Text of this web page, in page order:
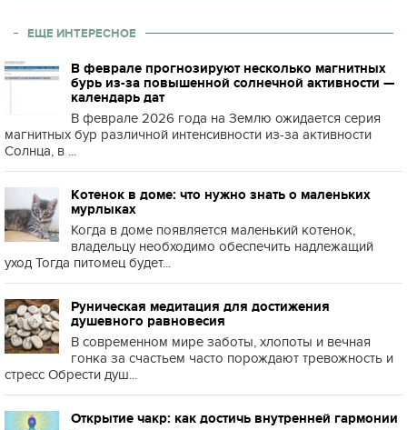
ЕЩЕ ИНТЕРЕСНОЕ
В феврале прогнозируют несколько магнитных
бурь из-за повышенной солнечной активности —
календарь дат
В феврале 2026 года на Землю ожидается серия
магнитных бур различной интенсивности из-за активности
Солнца, в ...
Котенок в доме: что нужно знать о маленьких
мурлыках
Когда в доме появляется маленький котенок,
владельцу необходимо обеспечить надлежащий
уход Тогда питомец будет...
Руническая медитация для достижения
душевного равновесия
В современном мире заботы, хлопоты и вечная
гонка за счастьем часто порождают тревожность и
стресс Обрести душ...
Открытие чакр: как достичь внутренней гармонии